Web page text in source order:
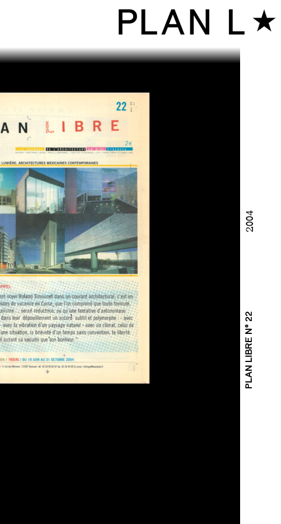
PLAN LIBRE N° 22
2004